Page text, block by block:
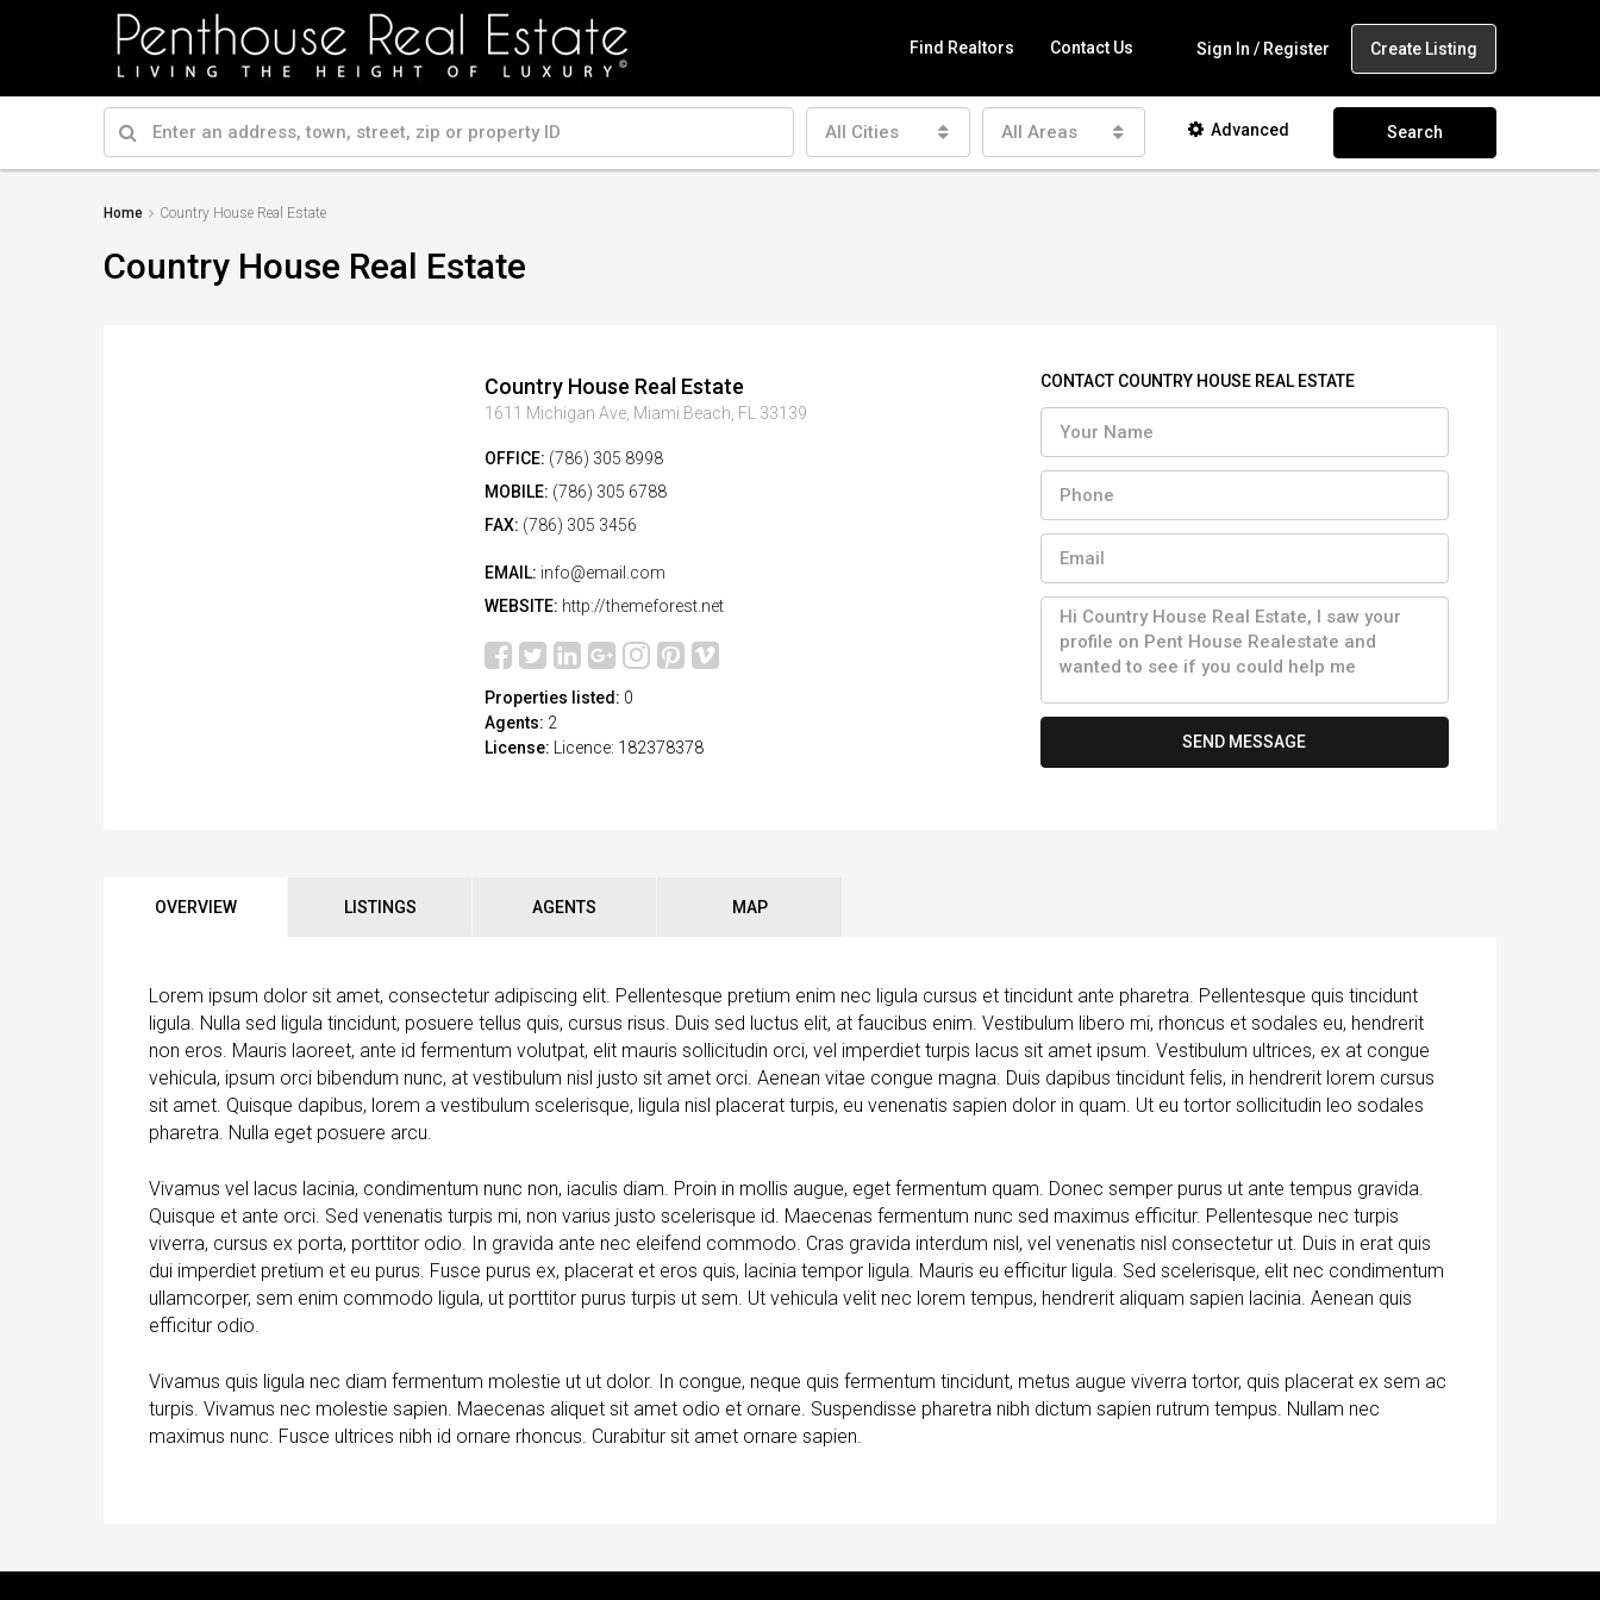
Find Realtors Contact Us Sign In / Register Create Listing
All Cities All Areas Advanced Search
Home Country House Real Estate
Country House Real Estate
Country House Real Estate
1611 Michigan Ave, Miami Beach, FL 33139
OFFICE: (786) 305 8998
MOBILE: (786) 305 6788
FAX: (786) 305 3456
EMAIL: info@email.com
WEBSITE: http://themeforest.net
Properties listed: 0
Agents: 2
License:
Licence: 182378378
CONTACT COUNTRY HOUSE REAL ESTATE
SEND MESSAGE
OVERVIEW LISTINGS AGENTS MAP
Lorem ipsum dolor sit amet, consectetur adipiscing elit. Pellentesque pretium enim nec ligula cursus et tincidunt ante pharetra. Pellentesque quis tincidunt
ligula. Nulla sed ligula tincidunt, posuere tellus quis, cursus risus. Duis sed luctus elit, at faucibus enim. Vestibulum libero mi, rhoncus et sodales eu, hendrerit
non eros. Mauris laoreet, ante id fermentum volutpat, elit mauris sollicitudin orci, vel imperdiet turpis lacus sit amet ipsum. Vestibulum ultrices, ex at congue
vehicula, ipsum orci bibendum nunc, at vestibulum nisl justo sit amet orci. Aenean vitae congue magna. Duis dapibus tincidunt felis, in hendrerit lorem cursus
sit amet. Quisque dapibus, lorem a vestibulum scelerisque, ligula nisl placerat turpis, eu venenatis sapien dolor in quam. Ut eu tortor sollicitudin leo sodales
pharetra. Nulla eget posuere arcu.
Vivamus vel lacus lacinia, condimentum nunc non, iaculis diam. Proin in mollis augue, eget fermentum quam. Donec semper purus ut ante tempus gravida.
Quisque et ante orci. Sed venenatis turpis mi, non varius justo scelerisque id. Maecenas fermentum nunc sed maximus efficitur. Pellentesque nec turpis
viverra, cursus ex porta, porttitor odio. In gravida ante nec eleifend commodo. Cras gravida interdum nisl, vel venenatis nisl consectetur ut. Duis in erat quis
dui imperdiet pretium et eu purus. Fusce purus ex, placerat et eros quis, lacinia tempor ligula. Mauris eu efficitur ligula. Sed scelerisque, elit nec condimentum
ullamcorper, sem enim commodo ligula, ut porttitor purus turpis ut sem. Ut vehicula velit nec lorem tempus, hendrerit aliquam sapien lacinia. Aenean quis
efficitur odio.
Vivamus quis ligula nec diam fermentum molestie ut ut dolor. In congue, neque quis fermentum tincidunt, metus augue viverra tortor, quis placerat ex sem ac
turpis. Vivamus nec molestie sapien. Maecenas aliquet sit amet odio et ornare. Suspendisse pharetra nibh dictum sapien rutrum tempus. Nullam nec
maximus nunc. Fusce ultrices nibh id ornare rhoncus. Curabitur sit amet ornare sapien.